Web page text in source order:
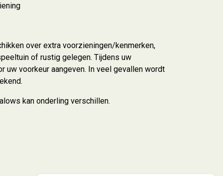
over extra voorzieningen/kenmerken,
of rustig gelegen. Tijdens uw
uw voorkeur aangeven. In veel gevallen wordt
kan onderling verschillen.